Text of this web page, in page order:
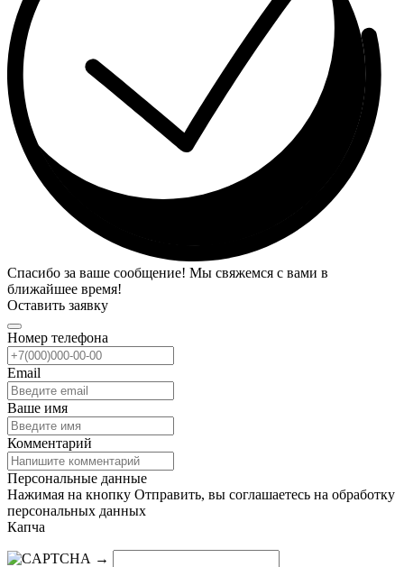
Спасибо за ваше сообщение! Мы свяжемся с вами в
ближайшее время!
Оставить заявку
Номер телефона
Email
Ваше имя
Комментарий
Персональные данные
Нажимая на кнопку Отправить, вы соглашаетесь на обработку
персональных данных
Капча
→